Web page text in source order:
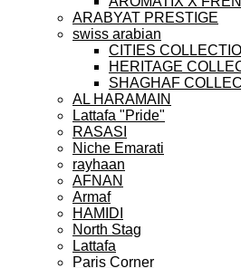
ARABYAT PRESTIGE
swiss arabian
CITIES
HERITAGE
SHAGHAF
AL HARAMAIN
Lattafa "Pride"
RASASI
Niche Emarati
rayhaan
AFNAN
Armaf
HAMIDI
North Stag
Lattafa
Paris Corner